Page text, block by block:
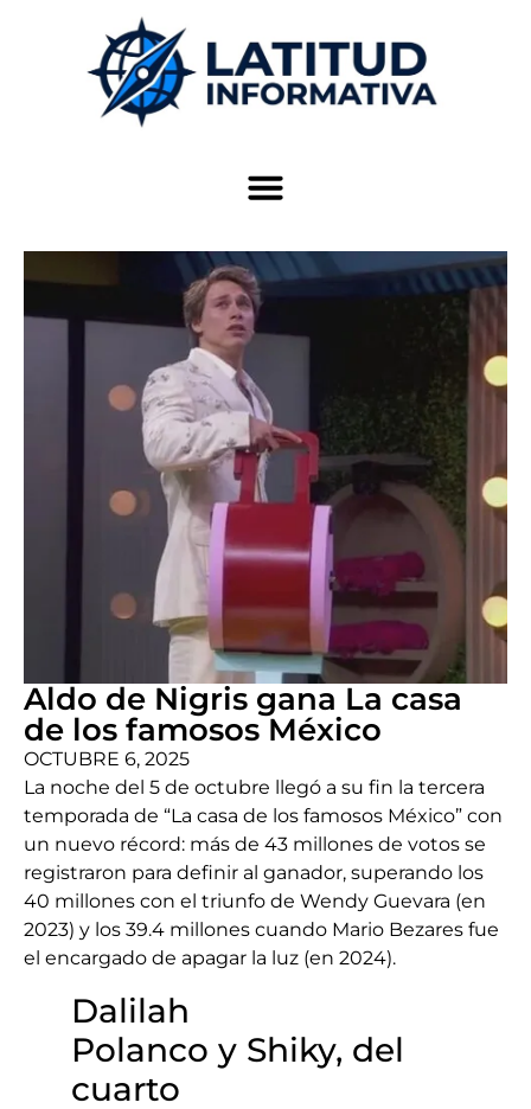
Aldo de Nigris gana La casa
de los famosos México
OCTUBRE 6, 2025
La noche del 5 de octubre llegó a su fin la tercera
temporada de “La casa de los famosos México” con
un nuevo récord: más de 43 millones de votos se
registraron para definir al ganador, superando los
40 millones con el triunfo de Wendy Guevara (en
2023) y los 39.4 millones cuando Mario Bezares fue
el encargado de apagar la luz (en 2024).
Dalilah
Polanco y Shiky, del
cuarto